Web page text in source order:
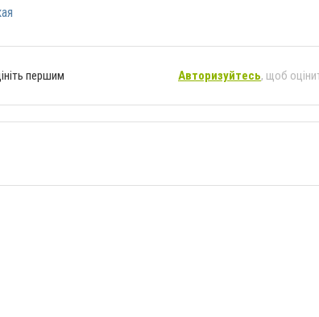
першим Авторизуйтесь, щоб